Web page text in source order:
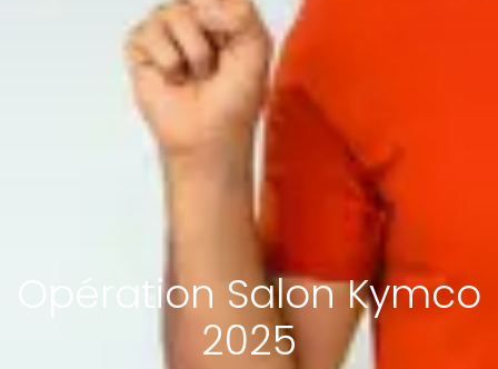
Opération Salon Kymco
2025